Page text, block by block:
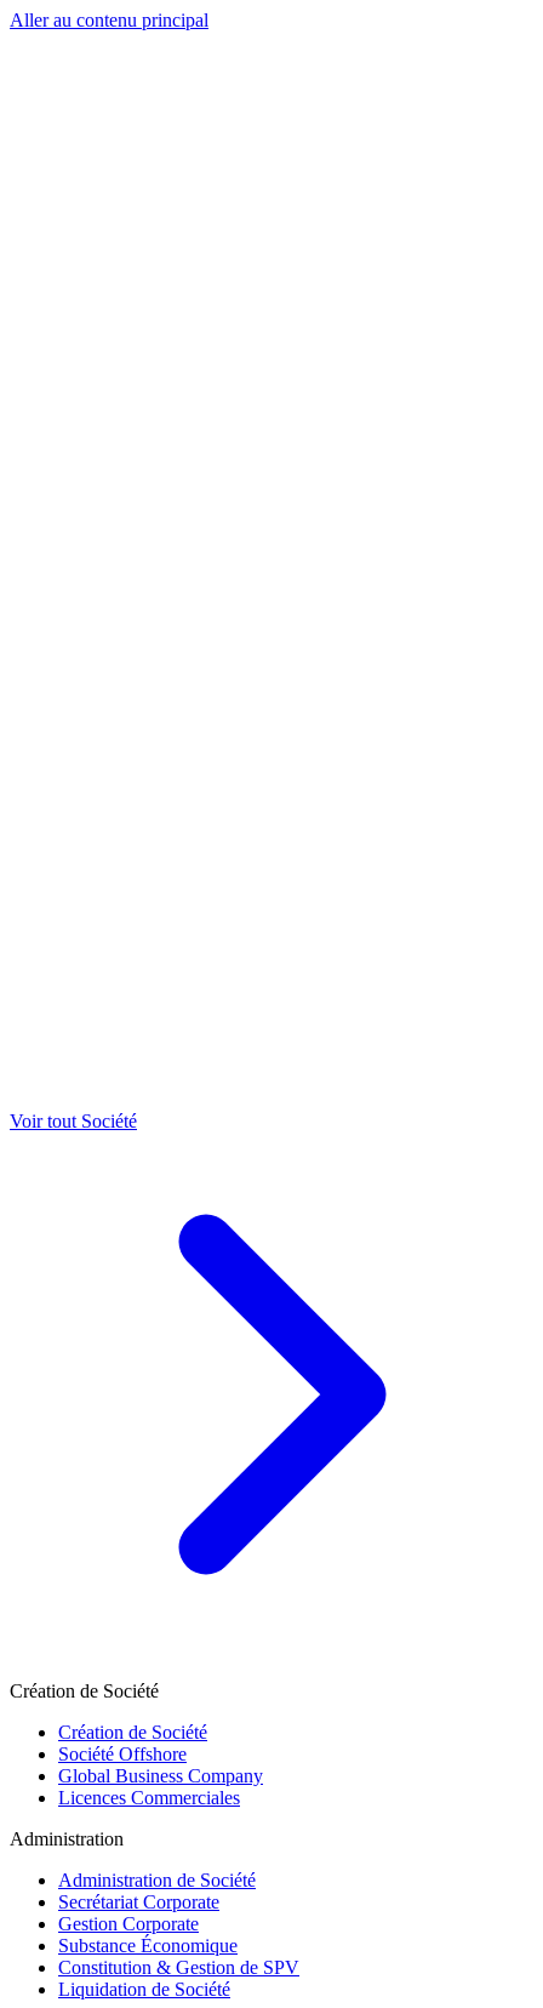
Aller au contenu principal
Voir tout Société
Création de Société
Création de Société
Société Offshore
Global Business Company
Licences Commerciales
Administration
Administration de Société
Secrétariat Corporate
Gestion Corporate
Substance Économique
Constitution & Gestion de SPV
Liquidation de Société